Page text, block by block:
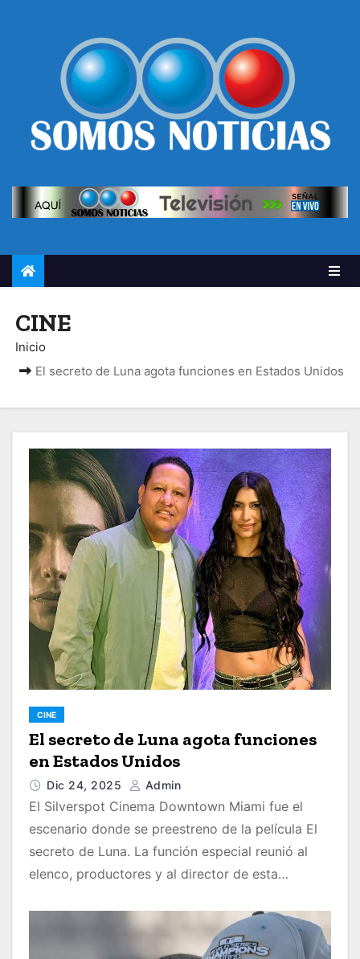
CINE
Inicio
El secreto de Luna agota funciones en Estados Unidos
CINE
El secreto de Luna agota funciones
en Estados Unidos
Dic 24, 2025 Admin
El Silverspot Cinema Downtown Miami fue el
escenario donde se preestreno de la película El
secreto de Luna. La función especial reunió al
elenco, productores y al director de esta…